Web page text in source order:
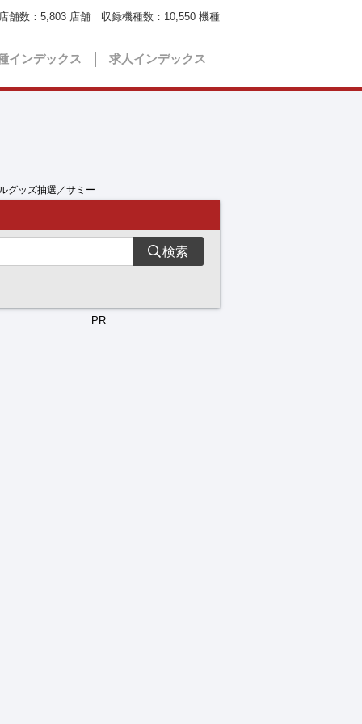
インデックス 求人インデックス
舗数： 5,803 店舗 収録機種数： 10,550 機種
グッズ抽選／サミー
検索
PR